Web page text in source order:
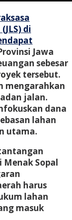
di
Jawa
sebesar
tersebut.
mengarahkan
jalan.
dana
lahan
utama.
Menak Sopal
harus
lahan
masuk